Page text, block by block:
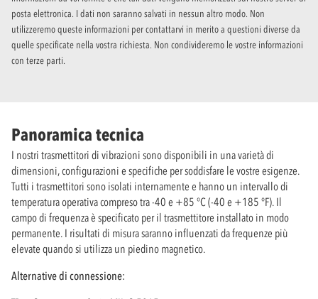
posta elettronica. I dati non saranno salvati in nessun altro modo. Non
utilizzeremo queste informazioni per contattarvi in merito a questioni diverse da
quelle specificate nella vostra richiesta. Non condivideremo le vostre informazioni
con terze parti.
Panoramica tecnica
I nostri trasmettitori di vibrazioni sono disponibili in una varietà di
dimensioni, configurazioni e specifiche per soddisfare le vostre esigenze.
Tutti i trasmettitori sono isolati internamente e hanno un intervallo di
temperatura operativa compreso tra -40 e +85 °C (-40 e +185 °F). Il
campo di frequenza è specificato per il trasmettitore installato in modo
permanente. I risultati di misura saranno influenzati da frequenze più
elevate quando si utilizza un piedino magnetico.
Alternative di connessione: